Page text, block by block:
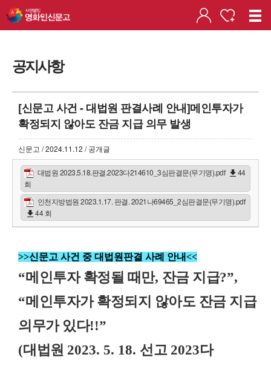
공지사항
[신문고 사건 - 대법원 판결사례 안내]메인투자가
확정되지 않아도 잔금 지급 의무 발생
신문고 / 2024.11.12 / 공개글
대법원 2023.5.18.판결.2023다214610_3심판결문(무기명).pdf
44
회
인천지방법원 2023.1.17. 판결. 2021나69465_2심판결문(무기명).pdf
44 회
>>신문고 사건 중 대법원판결 사례 안내<<
“메인투자 확정될 때만, 잔금 지급?”,
“메인투자가 확정되지 않아도 잔금 지급
의무가 있다!!”
(대법원 2023. 5. 18. 선고 2023다